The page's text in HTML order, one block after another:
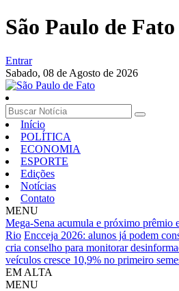
São Paulo de
Entrar
Sabado, 08 de Agosto de 2026
Início
POLÍTICA
ECONOMIA
ESPORTE
Edições
Notícias
Contato
MENU
Mega-Sena acumula e próximo prêmio
Rio Encceja 2026: alunos já podem
cria conselho para monitorar
veículos cresce 10,9% no primeiro
EM ALTA
MENU